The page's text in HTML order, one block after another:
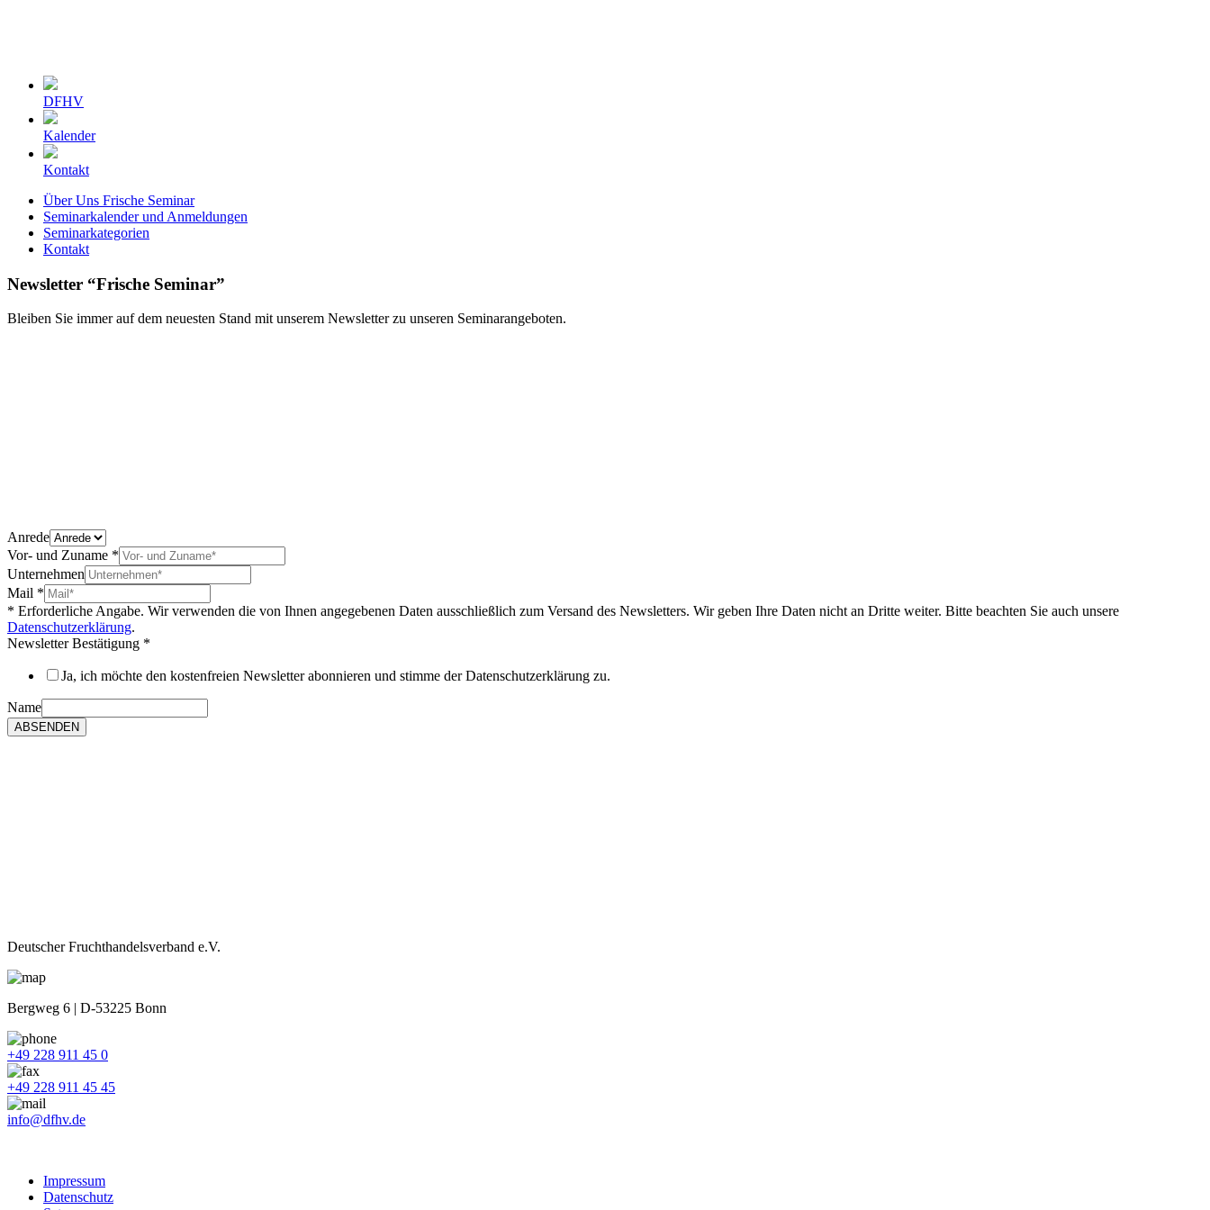
DFHV
Kalender
Kontakt
Über Uns Frische Seminar
Seminarkalender und Anmeldungen
Seminarkategorien
Kontakt
Newsletter “Frische Seminar”
Bleiben Sie immer auf dem neuesten Stand mit unserem Newsletter zu unseren Seminarangeboten.
Anrede
Vor- und Zuname *
Unternehmen
Mail *
* Erforderliche Angabe. Wir verwenden die von Ihnen angegebenen Daten ausschließlich zum Versand des Newsletters. Wir geben Ihre Daten nicht an Dritte weiter. Bitte beachten Sie auch unsere
Datenschutzerklärung.
Newsletter Bestätigung *
Ja, ich möchte den kostenfreien Newsletter abonnieren und stimme der Datenschutzerklärung zu.
Name
ABSENDEN
Deutscher Fruchthandelsverband e.V.
Bergweg 6 | D-53225 Bonn
+49 228 911 45 0
+49 228 911 45 45
info@dfhv.de
Impressum
Datenschutz